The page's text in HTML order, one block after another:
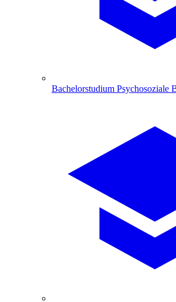
Bachelorstudium Psychosoziale